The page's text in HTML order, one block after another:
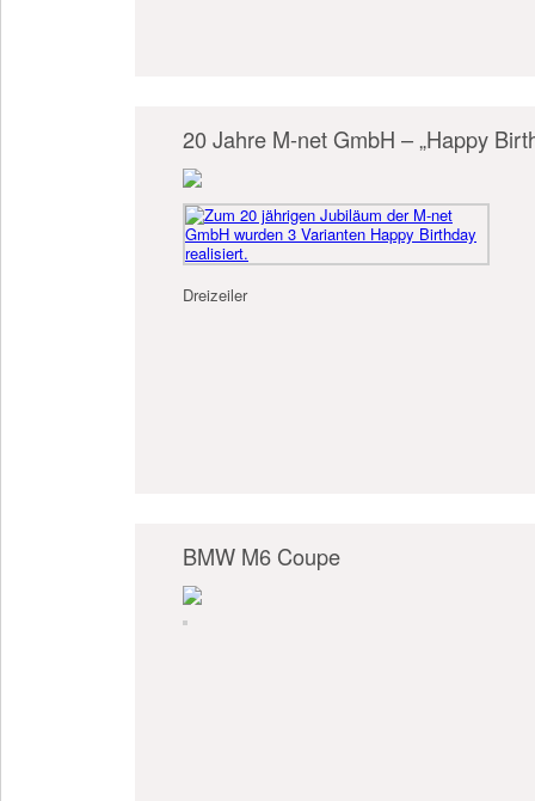
20 Jahre M-net GmbH – „Happy
Dreizeiler
BMW M6 Coupe